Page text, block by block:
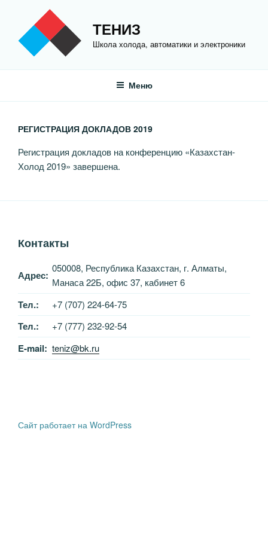
содержимому
ТЕНИЗ
Школа холода, автоматики и электроники
Меню
РЕГИСТРАЦИЯ ДОКЛАДОВ 2019
Регистрация докладов на конференцию «Казахстан-
Холод 2019» завершена.
Контакты
Адрес:
050008, Республика Казахстан, г. Алматы,
Манаса 22Б, офис 37, кабинет 6
Тел.: +7 (707) 224-64-75
Тел.: +7 (777) 232-92-54
E-mail: teniz@bk.ru
Сайт работает на WordPress